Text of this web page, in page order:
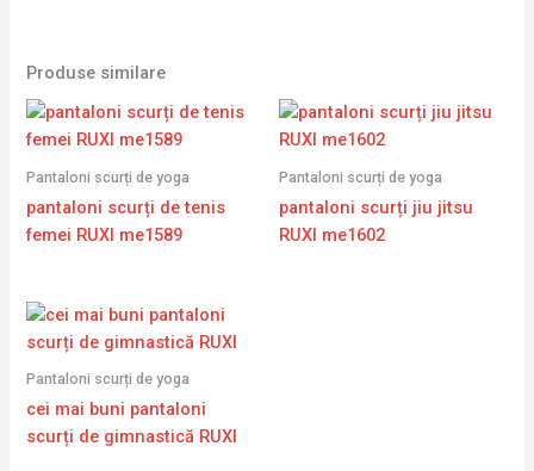
Produse similare
Pantaloni scurți de yoga
pantaloni scurți de tenis
femei RUXI me1589
Pantaloni scurți de yoga
pantaloni scurți jiu jitsu
RUXI me1602
Pantaloni scurți de yoga
cei mai buni pantaloni
scurți de gimnastică RUXI